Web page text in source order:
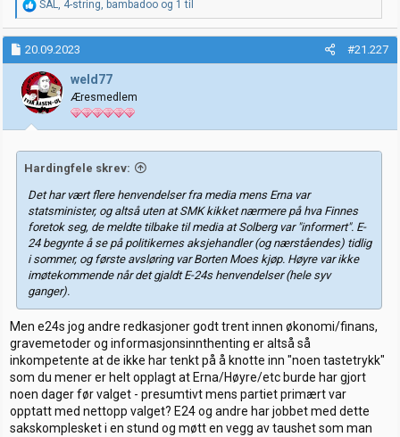
R
e
a
k
s
j
o
n
e
r
SAL, 4-string, bambadoo og 1 til
20.09.2023 #21.227
weld77
Æresmedlem
Hardingfele skrev:
Det har vært flere henvendelser fra media mens Erna var
statsminister, og altså uten at SMK kikket nærmere på hva Finnes
foretok seg, de meldte tilbake til media at Solberg var "informert". E-
24 begynte å se på politikernes aksjehandler (og nærståendes) tidlig
i sommer, og første avsløring var Borten Moes kjøp. Høyre var ikke
imøtekommende når det gjaldt E-24s henvendelser (hele syv
ganger).
Men e24s jog andre redkasjoner godt trent innen økonomi/finans,
gravemetoder og informasjonsinnthenting er altså så
inkompetente at de ikke har tenkt på å knotte inn "noen tastetrykk"
som du mener er helt opplagt at Erna/Høyre/etc burde har gjort
noen dager før valget - presumtivt mens partiet primært var
opptatt med nettopp valget? E24 og andre har jobbet med dette
sakskomplesket i en stund og møtt en vegg av taushet som man